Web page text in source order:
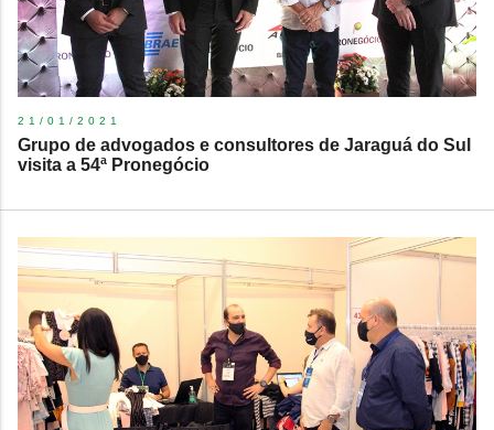
21/01/2021
Grupo de advogados e consultores de Jaraguá do Sul
visita a 54ª Pronegócio